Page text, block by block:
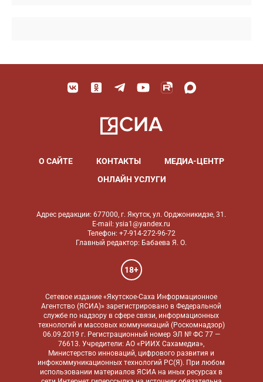
О САЙТЕ КОНТАКТЫ
МЕДИА-ЦЕНТР
ОНЛАЙН УСЛУГИ
Адрес редакции: 677000, г. Якутск, ул. Орджоникидзе, 31.
E-mail: ysia1@yandex.ru
Телефон: +7-914-272-96-72
Главный редактор: Бабаева Я. О.
18+
Сетевое издание «Якутское-Саха Информационное
Агентство (ЯСИА)» зарегистрировано в Федеральной
службе по надзору в сфере связи, информационных
технологий и массовых коммуникаций (Роскомнадзор)
06.09.2019 г. Регистрационный номер ЭЛ № ФС 77 —
76613. Учредители: АО «РИИХ Сахамедиа»,
Министерство инноваций, цифрового развития и
инфокоммуникационных технологий РС(Я). При любом
использовании материалов ЯСИА на иных ресурсах в